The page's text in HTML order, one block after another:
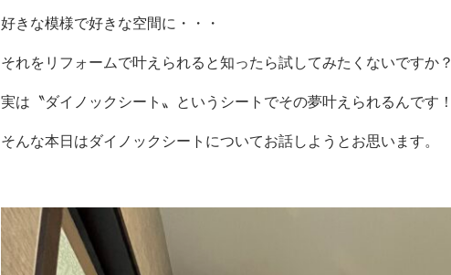
好きな模様で好きな空間に・・・
それをリフォームで叶えられると知ったら試してみたくないですか？
実は〝ダイノックシート〟というシートでその夢叶えられるんです！
そんな本日はダイノックシートについてお話しようとお思います。